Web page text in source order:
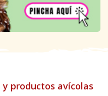
y productos avícolas